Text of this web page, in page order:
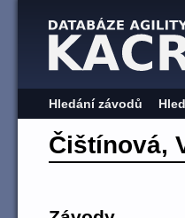
Hledání závodů
Čištínová,